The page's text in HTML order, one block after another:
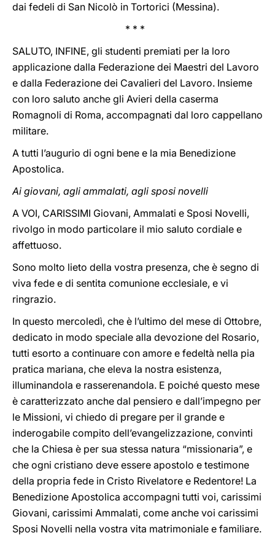
dai fedeli di San Nicolò in Tortorici (Messina).
* * *
SALUTO, INFINE, gli studenti premiati per la loro
applicazione dalla Federazione dei Maestri del Lavoro
e dalla Federazione dei Cavalieri del Lavoro. Insieme
con loro saluto anche gli Avieri della caserma
Romagnoli di Roma, accompagnati dal loro cappellano
militare.
A tutti l’augurio di ogni bene e la mia Benedizione
Apostolica.
Ai giovani, agli ammalati, agli sposi novelli
A VOI, CARISSIMI Giovani, Ammalati e Sposi Novelli,
rivolgo in modo particolare il mio saluto cordiale e
affettuoso.
Sono molto lieto della vostra presenza, che è segno di
viva fede e di sentita comunione ecclesiale, e vi
ringrazio.
In questo mercoledì, che è l’ultimo del mese di Ottobre,
dedicato in modo speciale alla devozione del Rosario,
tutti esorto a continuare con amore e fedeltà nella pia
pratica mariana, che eleva la nostra esistenza,
illuminandola e rasserenandola. E poiché questo mese
è caratterizzato anche dal pensiero e dall’impegno per
le Missioni, vi chiedo di pregare per il grande e
inderogabile compito dell’evangelizzazione, convinti
che la Chiesa è per sua stessa natura “missionaria”, e
che ogni cristiano deve essere apostolo e testimone
della propria fede in Cristo Rivelatore e Redentore! La
Benedizione Apostolica accompagni tutti voi, carissimi
Giovani, carissimi Ammalati, come anche voi carissimi
Sposi Novelli nella vostra vita matrimoniale e familiare.